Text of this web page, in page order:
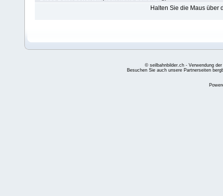
Halten Sie die Maus über
© seilbahnbilder.ch - Verwendung
Besuchen Sie auch unsere Partnerseiten